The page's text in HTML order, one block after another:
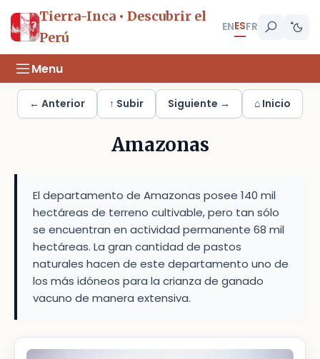
Tierra-Inca • Descubrir el
Perú
ENESFR
Menu
← Anterior ↑ Subir Siguiente → ⌂ Inicio
Amazonas
El departamento de Amazonas posee 140 mil
hectáreas de terreno cultivable, pero tan sólo
se encuentran en actividad permanente 68 mil
hectáreas. La gran cantidad de pastos
naturales hacen de este departamento uno de
los más idóneos para la crianza de ganado
vacuno de manera extensiva.